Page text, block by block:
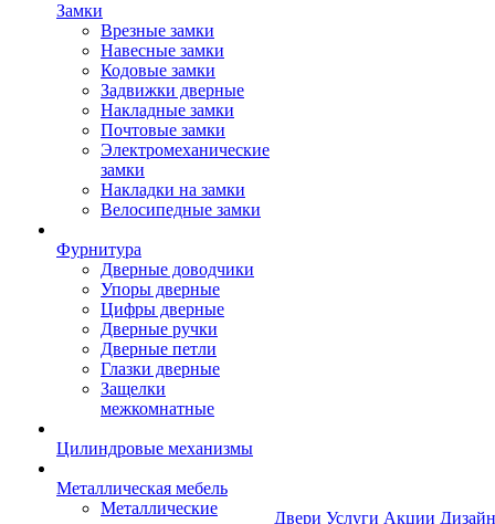
Замки
Врезные замки
Навесные замки
Кодовые замки
Задвижки дверные
Накладные замки
Почтовые замки
Электромеханические
замки
Накладки на замки
Велосипедные замки
Фурнитура
Дверные доводчики
Упоры дверные
Цифры дверные
Дверные ручки
Дверные петли
Глазки дверные
Защелки
межкомнатные
Цилиндровые механизмы
Металлическая мебель
Металлические
Двери Услуги Акции